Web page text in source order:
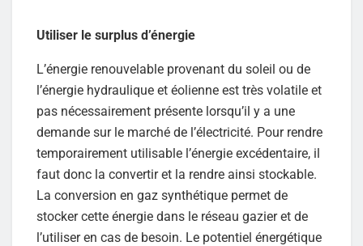
Utiliser le surplus d’énergie
L’énergie renouvelable provenant du soleil ou de
l’énergie hydraulique et éolienne est très volatile et
pas nécessairement présente lorsqu’il y a une
demande sur le marché de l’électricité. Pour rendre
temporairement utilisable l’énergie excédentaire, il
faut donc la convertir et la rendre ainsi stockable.
La conversion en gaz synthétique permet de
stocker cette énergie dans le réseau gazier et de
l’utiliser en cas de besoin. Le potentiel énergétique